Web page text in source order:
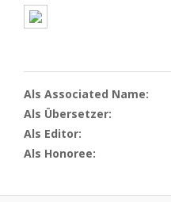
Als Associated Name:
Als Übersetzer:
Als Editor:
Als Honoree: